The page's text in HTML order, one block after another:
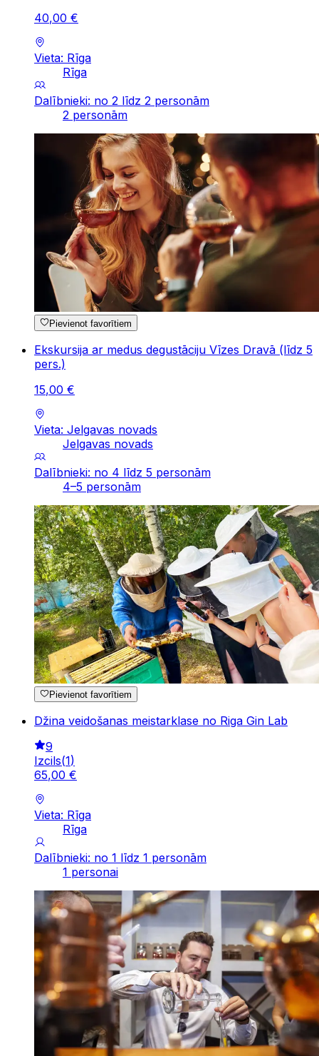
40,00 €
Vieta: Rīga
Rīga
Dalībnieki: no 2 līdz 2 personām
2 personām
Pievienot favorītiem
Ekskursija ar medus degustāciju Vīzes Dravā (līdz 5
pers.)
15,00 €
Vieta: Jelgavas novads
Jelgavas novads
Dalībnieki: no 4 līdz 5 personām
4–5 personām
Pievienot favorītiem
Džina veidošanas meistarklase no Riga Gin Lab
9
Izcils(1)
65,00 €
Vieta: Rīga
Rīga
Dalībnieki: no 1 līdz 1 personām
1 personai